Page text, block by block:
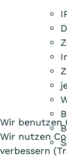
Wir benutzen
Wir nutzen
verbessern